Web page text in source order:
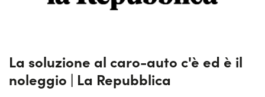
La soluzione al caro-auto c'è ed è il
noleggio | La Repubblica